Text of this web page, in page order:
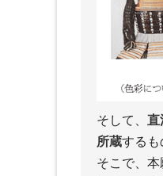
そして、 直
所蔵するも
そこで、本